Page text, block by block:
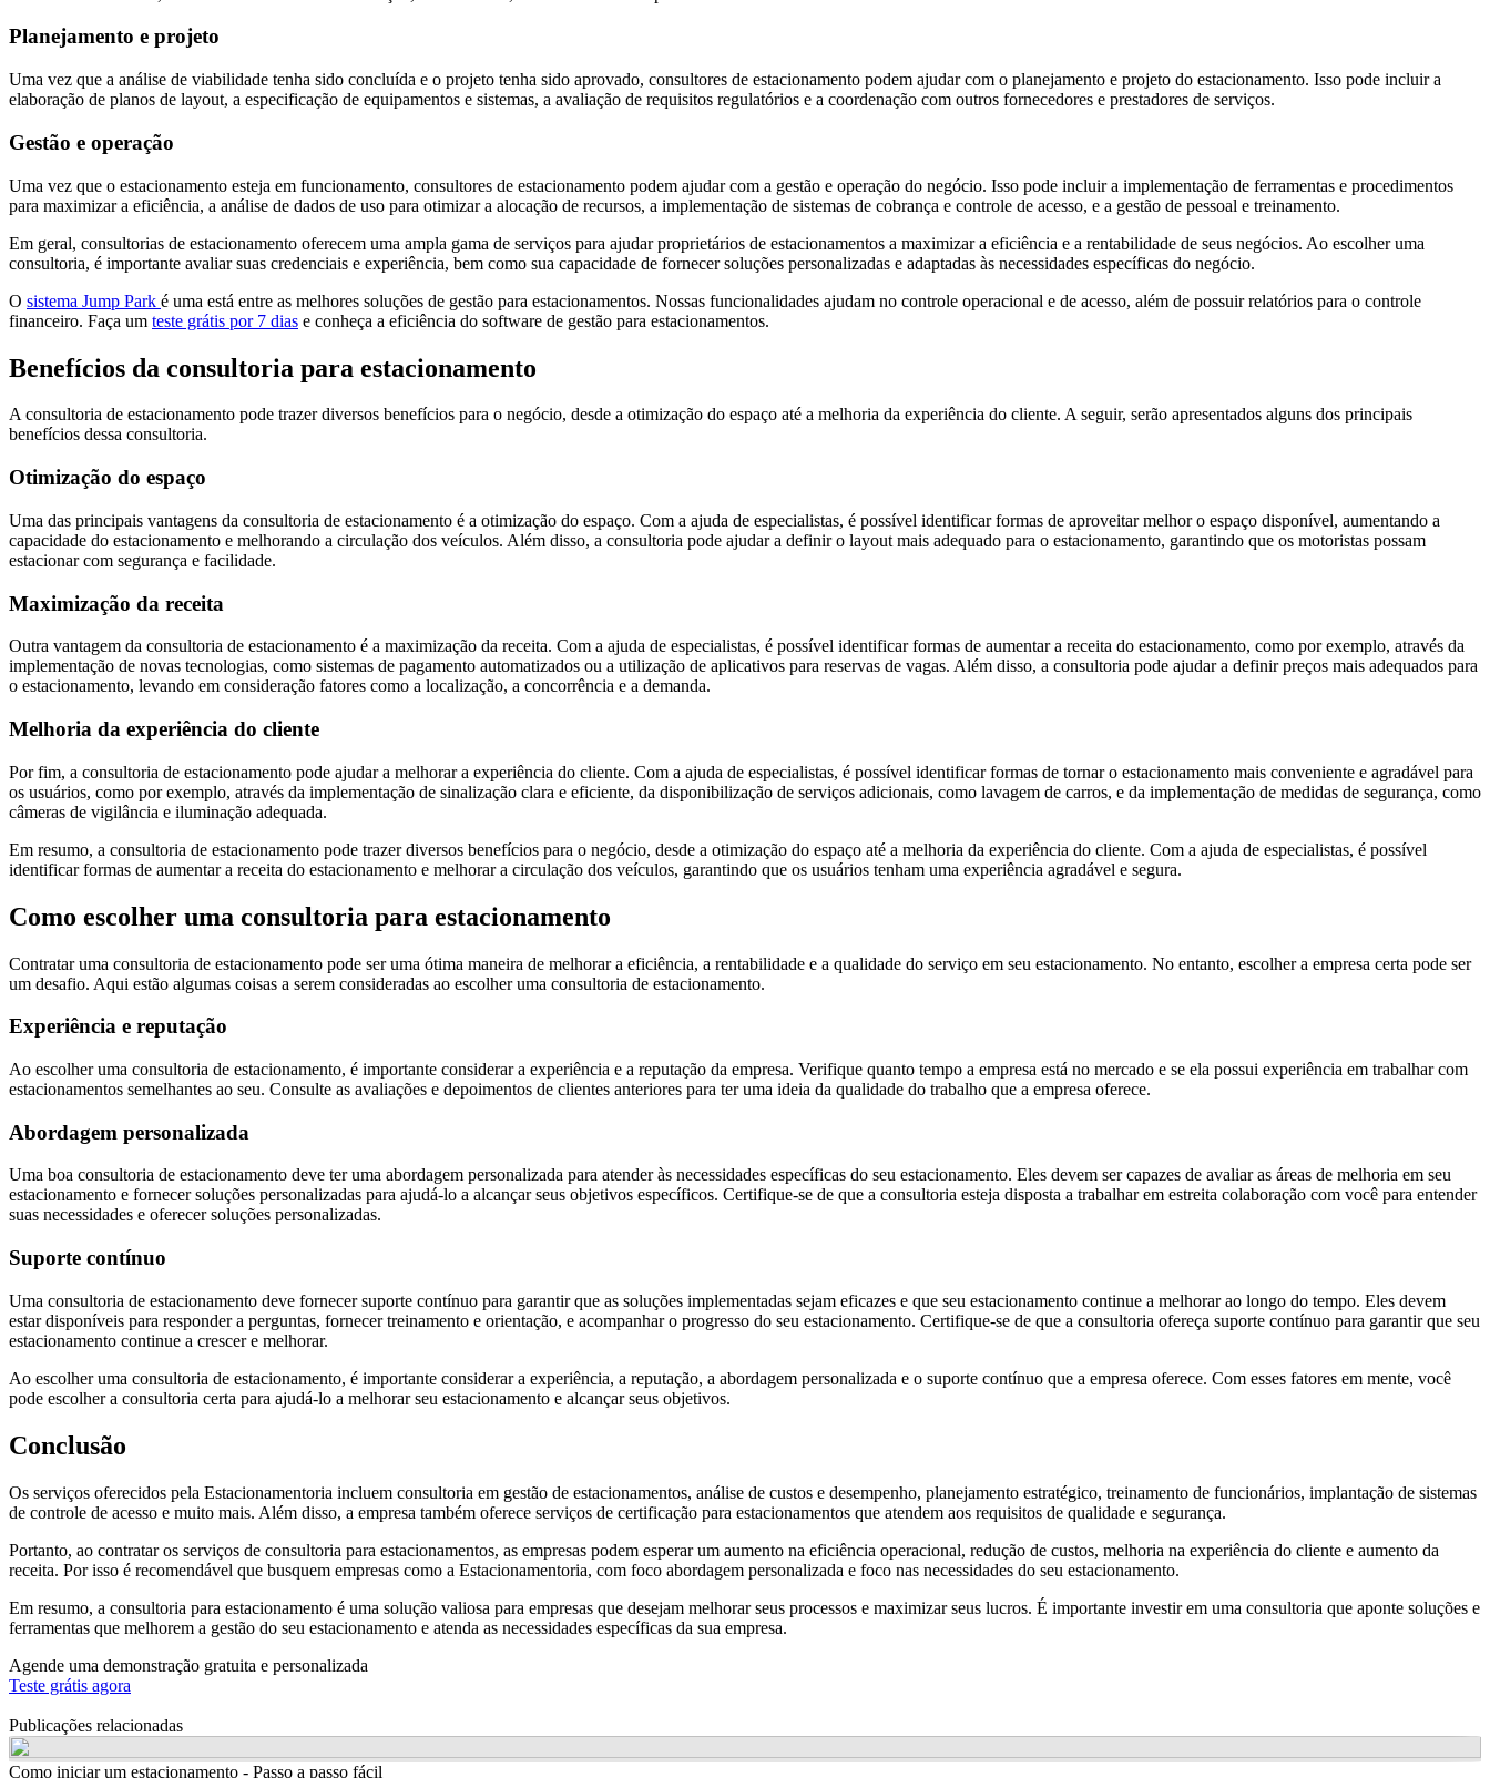
Planejamento e projeto
Uma vez que a análise de viabilidade tenha sido concluída e o projeto tenha sido aprovado, consultores de estacionamento podem ajudar com o planejamento e projeto do estacionamento. Isso pode incluir a
elaboração de planos de layout, a especificação de equipamentos e sistemas, a avaliação de requisitos regulatórios e a coordenação com outros fornecedores e prestadores de serviços.
Gestão e operação
Uma vez que o estacionamento esteja em funcionamento, consultores de estacionamento podem ajudar com a gestão e operação do negócio. Isso pode incluir a implementação de ferramentas e procedimentos
para maximizar a eficiência, a análise de dados de uso para otimizar a alocação de recursos, a implementação de sistemas de cobrança e controle de acesso, e a gestão de pessoal e treinamento.
Em geral, consultorias de estacionamento oferecem uma ampla gama de serviços para ajudar proprietários de estacionamentos a maximizar a eficiência e a rentabilidade de seus negócios. Ao escolher uma
consultoria, é importante avaliar suas credenciais e experiência, bem como sua capacidade de fornecer soluções personalizadas e adaptadas às necessidades específicas do negócio.
O sistema Jump Park é uma está entre as melhores soluções de gestão para estacionamentos. Nossas funcionalidades ajudam no controle operacional e de acesso, além de possuir relatórios para o controle
financeiro. Faça um teste grátis por 7 dias e conheça a eficiência do software de gestão para estacionamentos.
Benefícios da consultoria para estacionamento
A consultoria de estacionamento pode trazer diversos benefícios para o negócio, desde a otimização do espaço até a melhoria da experiência do cliente. A seguir, serão apresentados alguns dos principais
benefícios dessa consultoria.
Otimização do espaço
Uma das principais vantagens da consultoria de estacionamento é a otimização do espaço. Com a ajuda de especialistas, é possível identificar formas de aproveitar melhor o espaço disponível, aumentando a
capacidade do estacionamento e melhorando a circulação dos veículos. Além disso, a consultoria pode ajudar a definir o layout mais adequado para o estacionamento, garantindo que os motoristas possam
estacionar com segurança e facilidade.
Maximização da receita
Outra vantagem da consultoria de estacionamento é a maximização da receita. Com a ajuda de especialistas, é possível identificar formas de aumentar a receita do estacionamento, como por exemplo, através da
implementação de novas tecnologias, como sistemas de pagamento automatizados ou a utilização de aplicativos para reservas de vagas. Além disso, a consultoria pode ajudar a definir preços mais adequados para
o estacionamento, levando em consideração fatores como a localização, a concorrência e a demanda.
Melhoria da experiência do cliente
Por fim, a consultoria de estacionamento pode ajudar a melhorar a experiência do cliente. Com a ajuda de especialistas, é possível identificar formas de tornar o estacionamento mais conveniente e agradável para
os usuários, como por exemplo, através da implementação de sinalização clara e eficiente, da disponibilização de serviços adicionais, como lavagem de carros, e da implementação de medidas de segurança, como
câmeras de vigilância e iluminação adequada.
Em resumo, a consultoria de estacionamento pode trazer diversos benefícios para o negócio, desde a otimização do espaço até a melhoria da experiência do cliente. Com a ajuda de especialistas, é possível
identificar formas de aumentar a receita do estacionamento e melhorar a circulação dos veículos, garantindo que os usuários tenham uma experiência agradável e segura.
Como escolher uma consultoria para estacionamento
Contratar uma consultoria de estacionamento pode ser uma ótima maneira de melhorar a eficiência, a rentabilidade e a qualidade do serviço em seu estacionamento. No entanto, escolher a empresa certa pode ser
um desafio. Aqui estão algumas coisas a serem consideradas ao escolher uma consultoria de estacionamento.
Experiência e reputação
Ao escolher uma consultoria de estacionamento, é importante considerar a experiência e a reputação da empresa. Verifique quanto tempo a empresa está no mercado e se ela possui experiência em trabalhar com
estacionamentos semelhantes ao seu. Consulte as avaliações e depoimentos de clientes anteriores para ter uma ideia da qualidade do trabalho que a empresa oferece.
Abordagem personalizada
Uma boa consultoria de estacionamento deve ter uma abordagem personalizada para atender às necessidades específicas do seu estacionamento. Eles devem ser capazes de avaliar as áreas de melhoria em seu
estacionamento e fornecer soluções personalizadas para ajudá-lo a alcançar seus objetivos específicos. Certifique-se de que a consultoria esteja disposta a trabalhar em estreita colaboração com você para entender
suas necessidades e oferecer soluções personalizadas.
Suporte contínuo
Uma consultoria de estacionamento deve fornecer suporte contínuo para garantir que as soluções implementadas sejam eficazes e que seu estacionamento continue a melhorar ao longo do tempo. Eles devem
estar disponíveis para responder a perguntas, fornecer treinamento e orientação, e acompanhar o progresso do seu estacionamento. Certifique-se de que a consultoria ofereça suporte contínuo para garantir que seu
estacionamento continue a crescer e melhorar.
Ao escolher uma consultoria de estacionamento, é importante considerar a experiência, a reputação, a abordagem personalizada e o suporte contínuo que a empresa oferece. Com esses fatores em mente, você
pode escolher a consultoria certa para ajudá-lo a melhorar seu estacionamento e alcançar seus objetivos.
Conclusão
Os serviços oferecidos pela Estacionamentoria incluem consultoria em gestão de estacionamentos, análise de custos e desempenho, planejamento estratégico, treinamento de funcionários, implantação de sistemas
de controle de acesso e muito mais. Além disso, a empresa também oferece serviços de certificação para estacionamentos que atendem aos requisitos de qualidade e segurança.
Portanto, ao contratar os serviços de consultoria para estacionamentos, as empresas podem esperar um aumento na eficiência operacional, redução de custos, melhoria na experiência do cliente e aumento da
receita. Por isso é recomendável que busquem empresas como a Estacionamentoria, com foco abordagem personalizada e foco nas necessidades do seu estacionamento.
Em resumo, a consultoria para estacionamento é uma solução valiosa para empresas que desejam melhorar seus processos e maximizar seus lucros. É importante investir em uma consultoria que aponte soluções e
ferramentas que melhorem a gestão do seu estacionamento e atenda as necessidades específicas da sua empresa.
Agende uma demonstração gratuita e personalizada
Teste grátis agora
Publicações relacionadas
Como iniciar um estacionamento - Passo a passo fácil